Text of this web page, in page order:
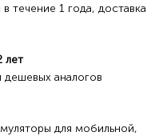
течение 1 года, доставка
лет
дешевых аналогов
для мобильной,